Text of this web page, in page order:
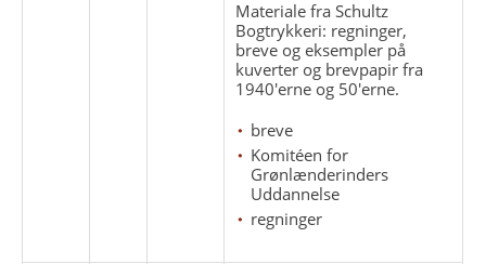
Materiale fra Schultz
Bogtrykkeri: regninger,
breve og eksempler på
kuverter og brevpapir fra
1940'erne og 50'erne.
breve
Komitéen for
Grønlænderinders
Uddannelse
regninger